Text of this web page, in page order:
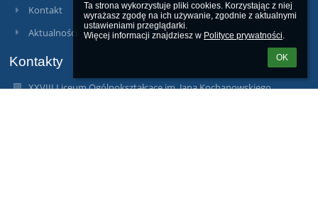
Ta strona wykorzystuje pliki cookies. Korzystając z niej
wyrażasz zgodę na ich używanie, zgodnie z aktualnymi
ustawieniami przeglądarki.
Więcej informacji znajdziesz w Polityce prywatności.
OK
Kontakt
Aktualności
Kontakty
XXVIII Liceum Ogólnokształcące im. Jana Kochanowskiego